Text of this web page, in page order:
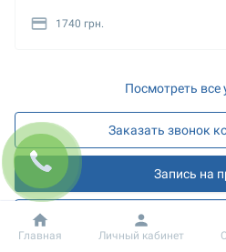
1740 грн.
Посмотреть все
Заказать звонок
Запись на
Запись на онлайн
Добробут
Главная Личный кабинет